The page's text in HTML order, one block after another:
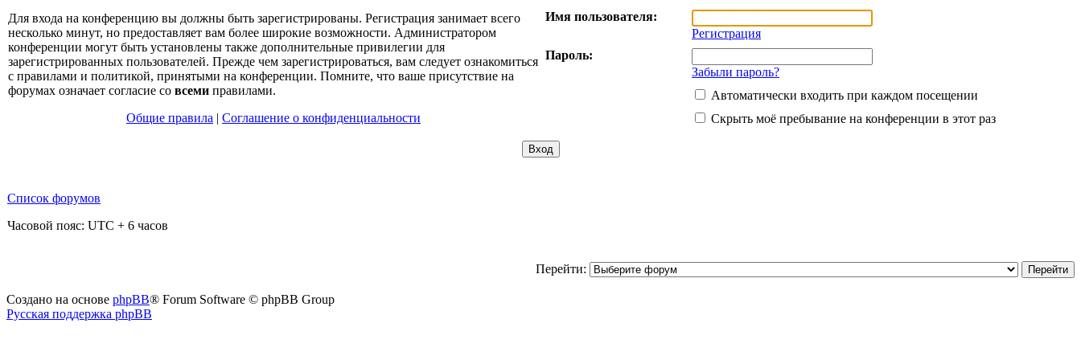
Для входа на конференцию вы должны быть зарегистрированы. Регистрация занимает всего
несколько минут, но предоставляет вам более широкие возможности. Администратором
конференции могут быть установлены также дополнительные привилегии для
зарегистрированных пользователей. Прежде чем зарегистрироваться, вам следует ознакомиться
с правилами и политикой, принятыми на конференции. Помните, что ваше присутствие на
форумах означает согласие со всеми правилами.
Общие правила | Соглашение о конфиденциальности
Имя пользователя:
Регистрация
Пароль:
Забыли пароль?
Автоматически входить при каждом посещении
Скрыть моё пребывание на конференции в этот раз
Список форумов
Часовой пояс: UTC + 6 часов
Перейти:
Создано на основе phpBB® Forum Software © phpBB Group
Русская поддержка phpBB